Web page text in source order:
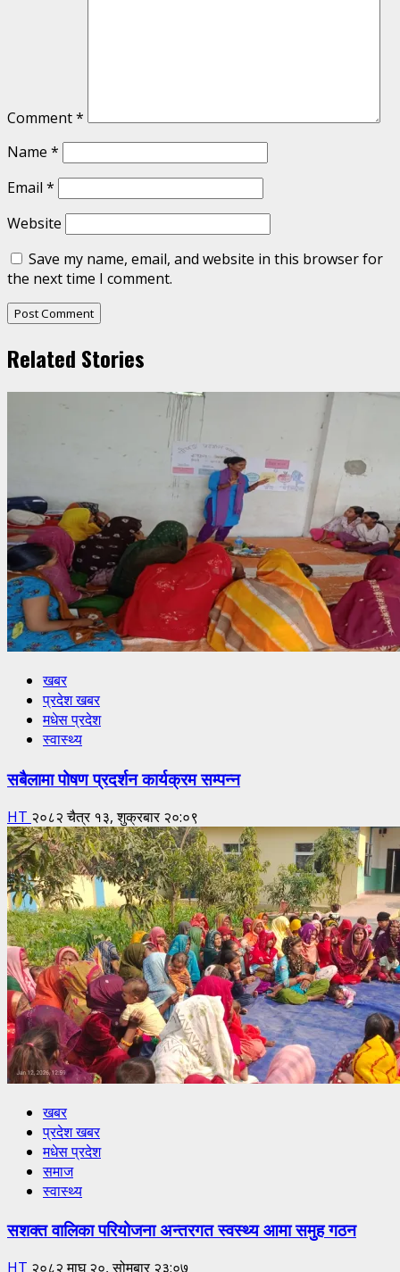
Comment*
Name *
Email *
Website
Save my name, email, and website in this browser for
the next time I comment.
Related Stories
खबर
प्रदेश खबर
मधेस प्रदेश
स्वास्थ्य
सबैलामा पोषण प्रदर्शन कार्यक्रम सम्पन्न
HT २०८२ चैत्र १३, शुक्रबार २०:०९
खबर
प्रदेश खबर
मधेस प्रदेश
समाज
स्वास्थ्य
सशक्त वालिका परियोजना अन्तरगत स्वस्थ्य आमा समुह गठन
HT २०८२ माघ २०, सोमबार २३:०७